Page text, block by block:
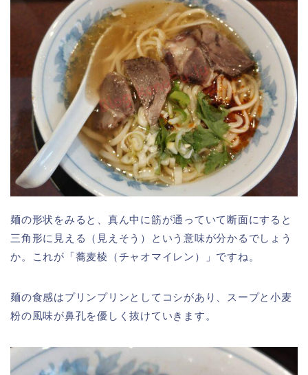
麺の形状をみると、真ん中に筋が通っていて断面にすると
三角形に見える（見えそう）という意味が分かるでしょう
か。これが「蕎麦棱（チャオマイレン）」ですね。
麺の食感はプリンプリンとしてコシがあり、スープと小麦
粉の風味が鼻孔を優しく抜けていきます。